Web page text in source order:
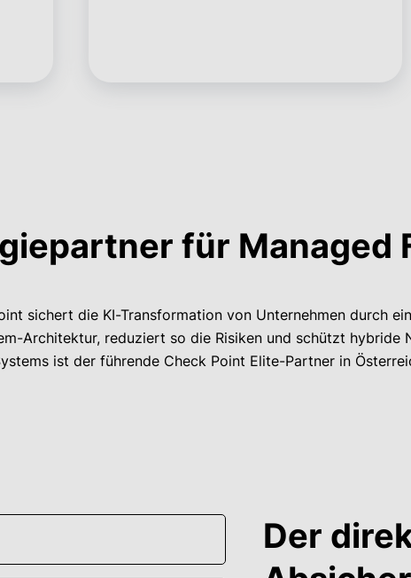
für Managed
sichert die KI-Transformation von Unternehmen durch
Architektur, reduziert so die Risiken und schützt hybride
ist der führende Check Point Elite-Partner in
Der